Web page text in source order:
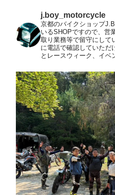
j.boy_motorcycle
京都のバイクショップ
いるSHOPですので、営
取り業務等で留守にして
に電話で確認していただ
とレースウィーク、イベ